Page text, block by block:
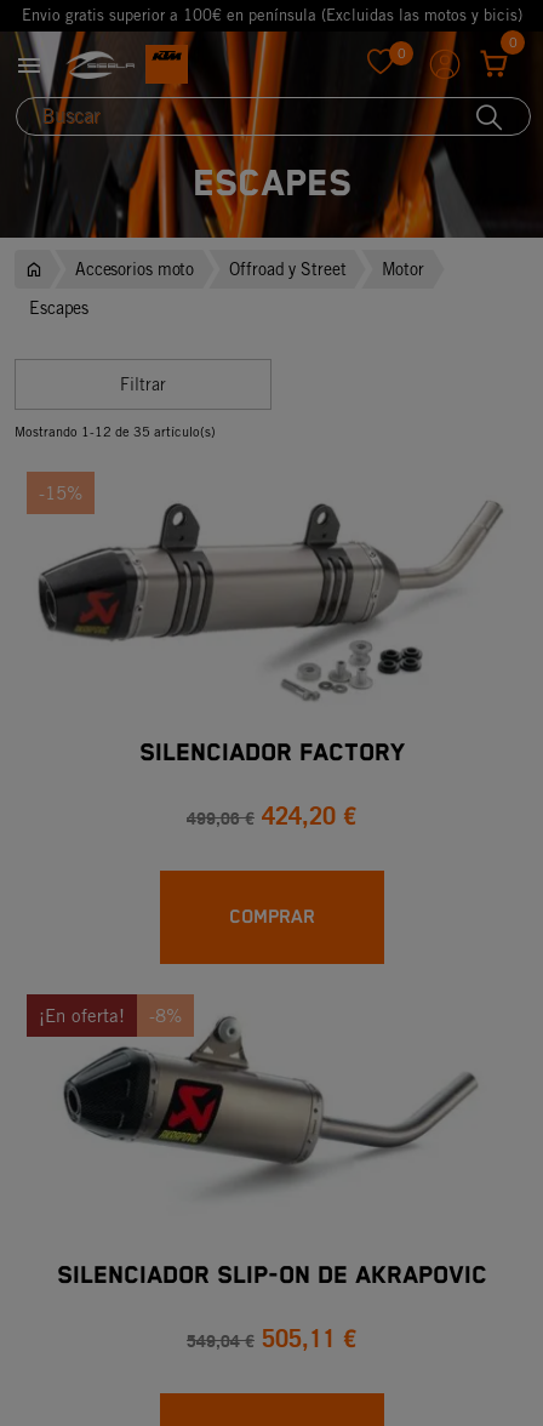
Envio gratis superior a 100€ en península (Excluidas las motos y bicis)
 0
0
Escapes
Accesorios moto Offroad y Street
Motor
Escapes
Filtrar
Mostrando 1-12 de 35 artículo(s)
-15%
SILENCIADOR FACTORY
499,06 € 424,20 €
COMPRAR
¡En oferta! -8%
SILENCIADOR SLIP-ON DE AKRAPOVIC
549,04 € 505,11 €